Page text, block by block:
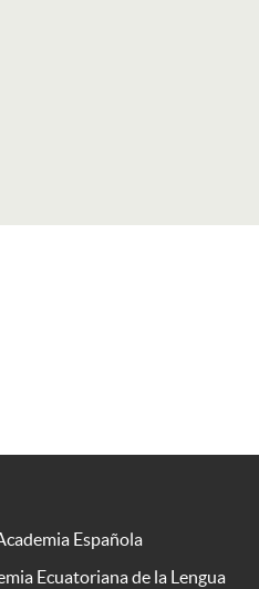
Española
Ecuatoriana de la Lengua